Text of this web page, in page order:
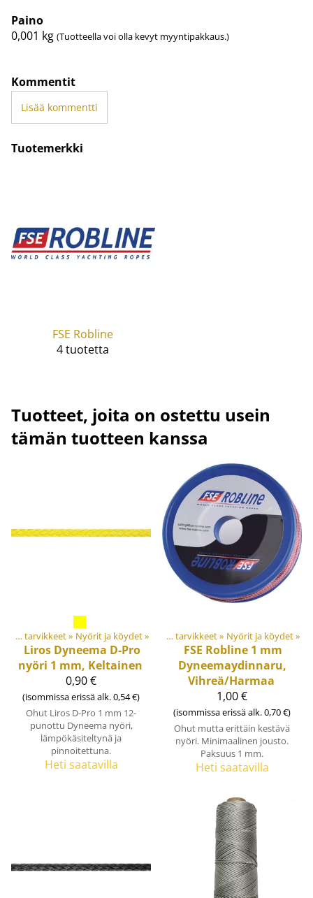
Paino
0,001 kg (Tuotteella voi olla kevyt myyntipakkaus.)
Kommentit
Lisää kommentti
Tuotemerkki
FSE Robline
4 tuotetta
Tuotteet, joita on ostettu usein
tämän tuotteen kanssa
Materiaalit ja tarvikkeet‪» Nyörit ja köydet‪»
Liros Dyneema D-Pro
nyöri 1 mm, Keltainen
0,90 €
(isommissa erissä alk. 0,54 €)
Ohut Liros D-Pro 1 mm 12-
punottu Dyneema nyöri,
lämpökäsiteltynä ja
pinnoitettuna.
Heti saatavilla
Tuotteet ‪» Materiaalit ja tarvikkeet‪» Nyörit ja köydet‪»
FSE Robline 1 mm
Dyneemaydinnaru,
Vihreä/Harmaa
1,00 €
(isommissa erissä alk. 0,70 €)
Ohut mutta erittäin kestävä
nyöri. Minimaalinen jousto.
Paksuus 1 mm.
Heti saatavilla